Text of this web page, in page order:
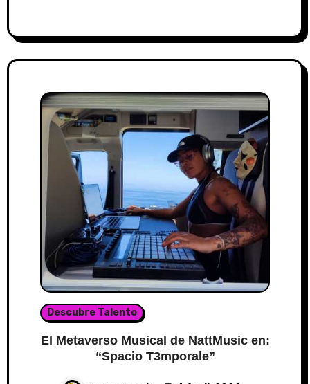
Descubre Talento
El Metaverso Musical de NattMusic en:
“Spacio T3mporale”